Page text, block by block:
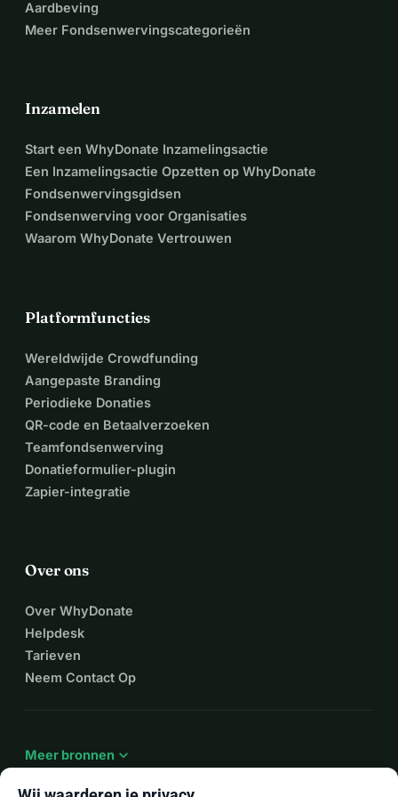
Aardbeving
Meer Fondsenwervingscategorieën
Inzamelen
Start een WhyDonate Inzamelingsactie
Een Inzamelingsactie Opzetten op WhyDonate
Fondsenwervingsgidsen
Fondsenwerving voor Organisaties
Waarom WhyDonate Vertrouwen
Platformfuncties
Wereldwijde Crowdfunding
Aangepaste Branding
Periodieke Donaties
QR-code en Betaalverzoeken
Teamfondsenwerving
Donatieformulier-plugin
Zapier-integratie
Over ons
Over WhyDonate
Helpdesk
Tarieven
Neem Contact Op
Meer bronnen expand_more